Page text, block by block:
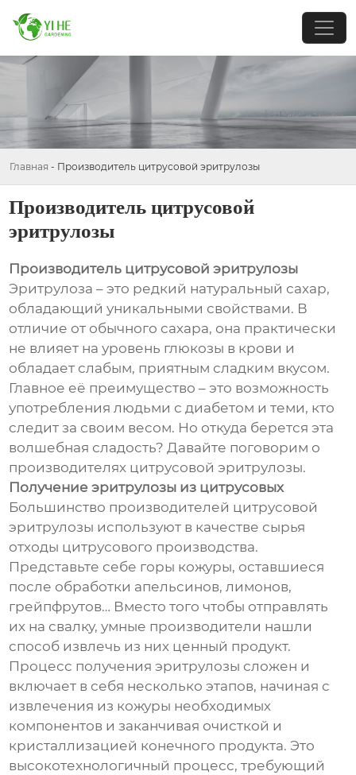
Главная - Производитель цитрусовой эритрулозы
Производитель цитрусовой
эритрулозы
Производитель цитрусовой эритрулозы
Эритрулоза – это редкий натуральный сахар,
обладающий уникальными свойствами. В
отличие от обычного сахара, она практически
не влияет на уровень глюкозы в крови и
обладает слабым, приятным сладким вкусом.
Главное её преимущество – это возможность
употребления людьми с диабетом и теми, кто
следит за своим весом. Но откуда берется эта
волшебная сладость? Давайте поговорим о
производителях цитрусовой эритрулозы.
Получение эритрулозы из цитрусовых
Большинство производителей цитрусовой
эритрулозы используют в качестве сырья
отходы цитрусового производства.
Представьте себе горы кожуры, оставшиеся
после обработки апельсинов, лимонов,
грейпфрутов… Вместо того чтобы отправлять
их на свалку, умные производители нашли
способ извлечь из них ценный продукт.
Процесс получения эритрулозы сложен и
включает в себя несколько этапов, начиная с
извлечения из кожуры необходимых
компонентов и заканчивая очисткой и
кристаллизацией конечного продукта. Это
высокотехнологичный процесс, требующий